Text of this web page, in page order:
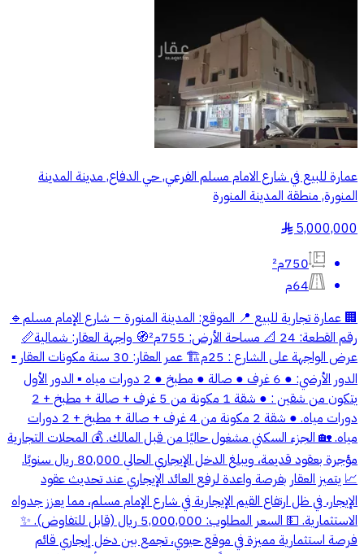
عمارة للبيع في شارع الامام مسلم الفرعي, حي الدفاع, مدينة المدينة
المنورة, منطقة المدينة المنورة
5,000,000
§
750م²
64م
🏢 عمارة تجارية للبيع 📍 الموقع: المدينة المنورة – شارع الإمام مسلم 🔹
رقم القطعة: 24 📐 مساحة الأرض: 755م² 🧭 واجهة العقار: شمالية 📏
عرض الواجهة على الشارع : 25م 🏗️ عمر العقار: 30 سنة مكونات العقار ▪️
الدور الأرضي: ● 6 غرف ● صالة ● مطبخ ● 2 دورات مياه ▪️ الدور الأول
يتكون من شقين : ● شقة 1 مكونة من 5 غرف + صالة + مطبخ + 2
دورات مياه. ● شقة 2 مكونة من 4 غرف + صالة + مطبخ + 2 دورات
مياه. 🏡 الجزء السكني مشغول حاليًا من قبل المالك. 💰 المحلات التجارية
مؤجرة بعقود قديمة، ويبلغ الدخل الإيجاري الحالي 80,000 ريال سنويًا.
📈 يتميز العقار بفرصة واعدة لرفع العائد الإيجاري عند تحديث عقود
الإيجار، في ظل ارتفاع القيم الإيجارية في شارع الإمام مسلم، مما يعزز جدواه
الاستثمارية. 💵 السعر المطلوب: 5,000,000 ريال (قابل للتفاوض). ✨
فرصة استثمارية مميزة في موقع حيوي، تجمع بين دخل إيجاري قائم